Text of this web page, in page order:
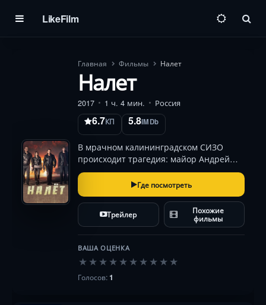
LikeFilm
Главная Фильмы Налет
Налет
2017 1 ч. 4 мин. Россия
6.7КП 5.8IMDb
В мрачном калининградском СИЗО
происходит трагедия: майор Андрей
Рыжов, обвинённый в преступлении,
кончает с собой. Его верные коллеги —
харизматичный Олег Каплан
(Владимир Машков), импульсивный
Павел Карпенко (Денис Шве…
Где посмотреть
Трейлер Похожие
фильмы
ВАША ОЦЕНКА
★ ★ ★ ★ ★ ★ ★ ★ ★ ★
Голосов:1